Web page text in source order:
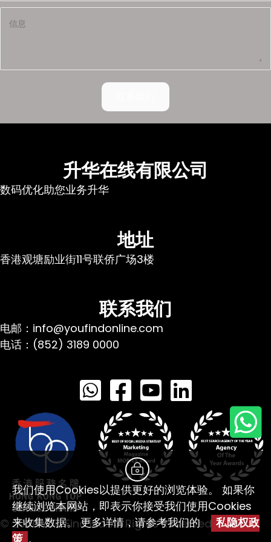
升华在线有限公司
数码优化助您业务升华
地址
香港观塘励业街11号联侨广场3楼
联系我们
电邮：info@youfindonline.com
电话：(852) 3189 0000
© 2026 You Find Ltd. All Rights Reserved
我们使用Cookies以提供更好的浏览体验。 如果你
继续浏览本网站，即表示你接受我们使用Cookies
来收集数据。 更多详情，请参考我们的 私隐权政
策 。